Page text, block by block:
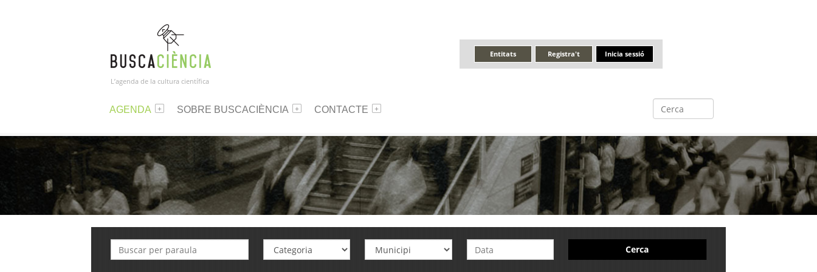
L’agenda de la cultura científica
Inicia sessió
Registra't
Entitats
AGENDA SOBRE BUSCACIÈNCIA CONTACTE
Cerca